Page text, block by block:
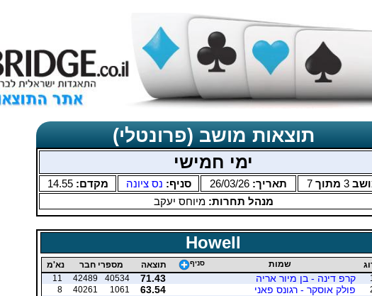
תוצאות מושב (פרונטלי)
ימי חמישי
3 מתוך7 תאריך: 26/03/26 סניף: נס ציונה מקדם:14.55
מנהל תחרות:מיוחס יעקב
Howell
שמות סניף תוצאה מספרי חבר
נא'מ
1
קרפ דינה - בן מיור אריה 71.43
40534
42489
11
פולק אוסקר - רגונס פאני 63.54
1061
40261
8